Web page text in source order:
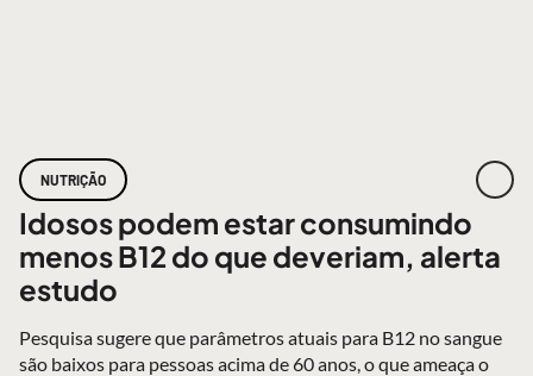
NUTRIÇÃO
Idosos podem estar consumindo
menos B12 do que deveriam, alerta
estudo
Pesquisa sugere que parâmetros atuais para B12 no sangue
são baixos para pessoas acima de 60 anos, o que ameaça o